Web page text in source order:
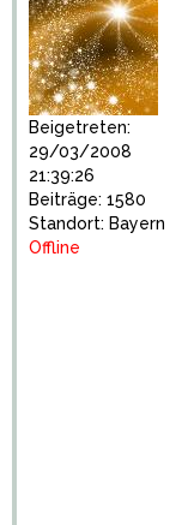
Beigetreten:
29/03/2008
21:39:26
Beiträge: 1580
Standort: Bayern
Offline